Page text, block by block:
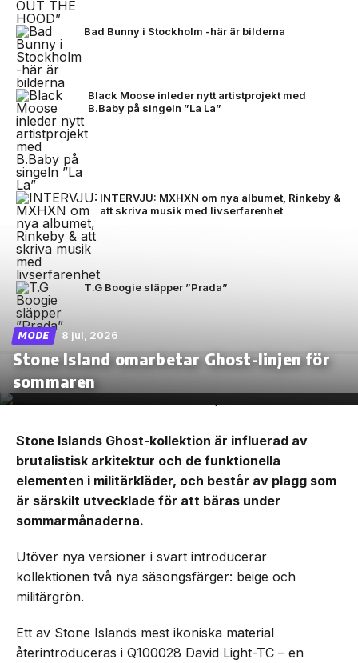
Bad Bunny i Stockholm -här är bilderna
Black Moose inleder nytt artistprojekt med
B.Baby på singeln ”La La”
INTERVJU: MXHXN om nya albumet, Rinkeby &
att skriva musik med livserfarenhet
T.G Boogie släpper ”Prada”
MODE 8 jul, 2026
Stone Island omarbetar Ghost-linjen för
sommaren
Stone Islands Ghost-kollektion är influerad av
brutalistisk arkitektur och de funktionella
elementen i militärkläder, och består av plagg som
är särskilt utvecklade för att bäras under
sommarmånaderna.
Utöver nya versioner i svart introducerar
kollektionen två nya säsongsfärger: beige och
militärgrön.
Ett av Stone Islands mest ikoniska material
återintroduceras i Q100028 David Light-TC – en